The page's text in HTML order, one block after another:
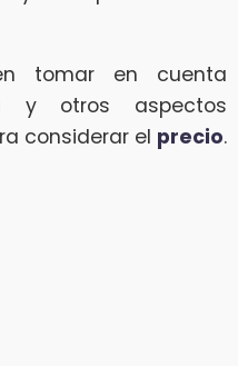
tomar en cuenta
y otros aspectos
considerar el precio.